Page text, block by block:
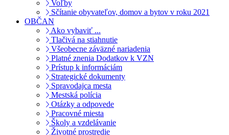
Voľby
Sčítanie obyvateľov, domov a bytov v roku 2021
OBČAN
Ako vybaviť ...
Tlačivá na stiahnutie
Všeobecne záväzné nariadenia
Platné znenia Dodatkov k VZN
Prístup k informáciám
Strategické dokumenty
Spravodajca mesta
Mestská polícia
Otázky a odpovede
Pracovné miesta
Školy a vzdelávanie
Životné prostredie